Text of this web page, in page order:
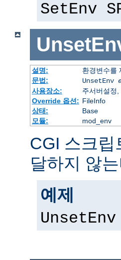
SetEnv
설명:
환경변수를
문법:
UnsetEnv
사용장소:
주서버설정
Override 옵션: FileInfo
상태:
Base
모듈:
mod_env
CGI 스크립
달하지 않
예제
UnsetEnv